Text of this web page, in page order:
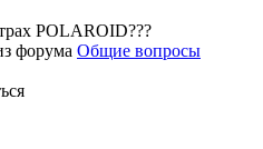
POLAROID???
форума Общие вопросы